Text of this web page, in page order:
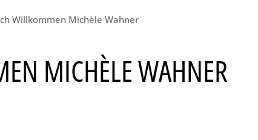
Willkommen Michèle Wahner
MICHÈLE WAHNER